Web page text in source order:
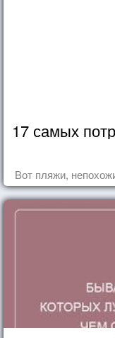
17 самых
Вот пляжи,